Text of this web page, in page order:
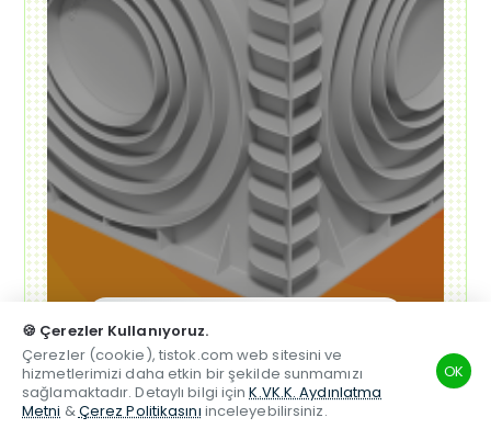
TSM Hesabım Whatsapp Telefon Beğenilen
🍪 Çerezler Kullanıyoruz.
Çerezler (cookie), tistok.com web sitesini ve
hizmetlerimizi daha etkin bir şekilde sunmamızı
sağlamaktadır. Detaylı bilgi içinK.VK.K. Aydınlatma
Metni &Çerez Politikasını inceleyebilirsiniz.
OK